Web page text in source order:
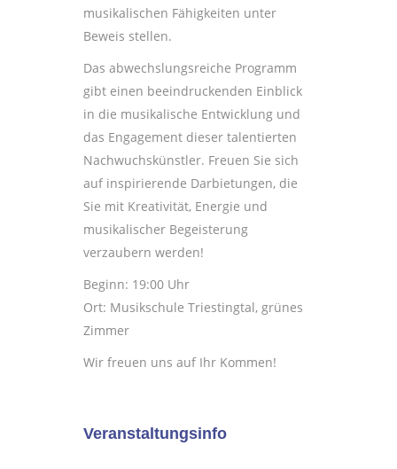
musikalischen Fähigkeiten unter
Beweis stellen.
Das abwechslungsreiche Programm
gibt einen beeindruckenden Einblick
in die musikalische Entwicklung und
das Engagement dieser talentierten
Nachwuchskünstler. Freuen Sie sich
auf inspirierende Darbietungen, die
Sie mit Kreativität, Energie und
musikalischer Begeisterung
verzaubern werden!
Beginn: 19:00 Uhr
Ort: Musikschule Triestingtal, grünes
Zimmer
Wir freuen uns auf Ihr Kommen!
Veranstaltungsinfo